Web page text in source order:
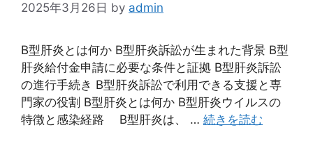
2025年3月26日 by admin
B型肝炎とは何か B型肝炎訴訟が生まれた背景 B型
肝炎給付金申請に必要な条件と証拠 B型肝炎訴訟
の進行手続き B型肝炎訴訟で利用できる支援と専
門家の役割 B型肝炎とは何か B型肝炎ウイルスの
特徴と感染経路 B型肝炎は、 … 続きを読む